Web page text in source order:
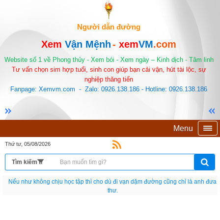
Người dẫn đường
Xem Vận Mệnh- xemVM.com
Website số 1 về Phong thủy - Xem bói - Xem ngày – Kinh dịch - Tâm linh
Tư vấn chọn sim hợp tuổi, sinh con giúp bạn cải vận, hút tài lộc, sự
nghiệp thăng tiến
Fanpage: Xemvm.com - Zalo: 0926.138.186 - Hotline: 0926.138.186
Menu
Thứ tư, 05/08/2026
Nếu như không chịu học tập thì cho dù đi vạn dặm đường cũng chỉ là anh đưa
thư.